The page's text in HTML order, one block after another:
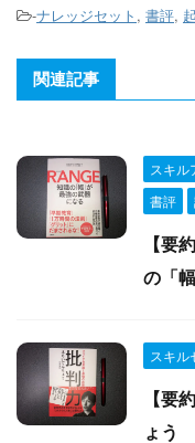
-ナレッジセット , 書評,
関連記事
スキル
書評
【要
の「
スキル
【要
ょう